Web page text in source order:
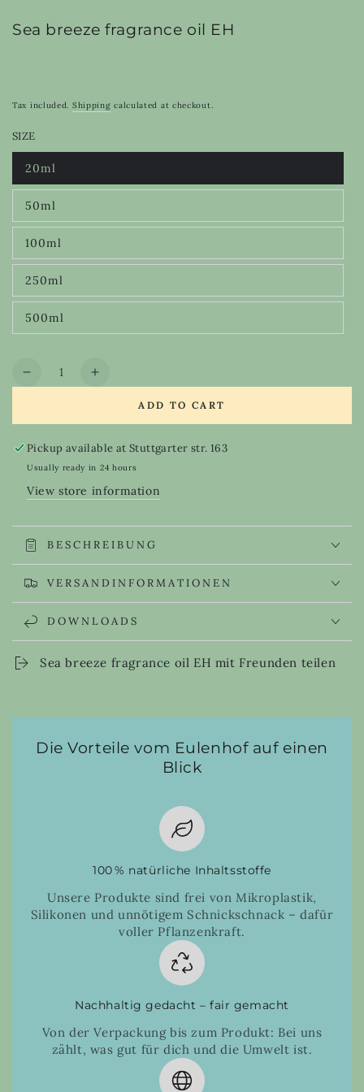
Sea breeze fragrance oil EH
Tax included. Shipping calculated at checkout.
SIZE
20ml
Variant
sold
out
or
unavailable
50ml
Variant
sold
out
or
unavailable
100ml
Variant
sold
out
or
unavailable
250ml
Variant
sold
out
or
unavailable
500ml
Variant
sold
unavailable
Quantity
Decrease
breeze
fragrance
EH
Increase
breeze
fragrance
EH
ADD TO CART
Pickup available atStuttgarter str. 163
Usually ready in 24 hours
View store information
BESCHREIBUNG
VERSANDINFORMATIONEN
DOWNLOADS
Sea breeze fragrance oil EH mit Freunden teilen
Die Vorteile vom Eulenhof auf einen
Blick
100 % natürliche Inhaltsstoffe
Unsere Produkte sind frei von Mikroplastik,
Silikonen und unnötigem Schnickschnack – dafür
voller Pflanzenkraft.
Nachhaltig gedacht – fair gemacht
Von der Verpackung bis zum Produkt: Bei uns
zählt, was gut für dich und die Umwelt ist.